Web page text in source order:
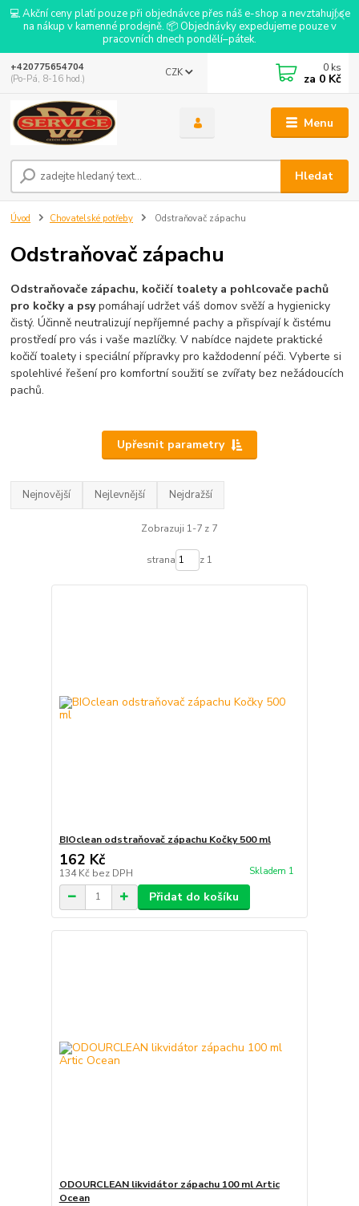
💻 Akční ceny platí pouze při objednávce přes náš e-shop a nevztahují se
na nákup v kamenné prodejně. 📦 Objednávky expedujeme pouze v
pracovních dnech pondělí–pátek.
Menu
CZK
Hledat
+420775654704
(Po-Pá, 8-16 hod.)
0 ks
za 0 Kč
Úvod Chovatelské potřeby Odstraňovač zápachu
Odstraňovač zápachu
Odstraňovače zápachu, kočičí toalety a pohlcovače pachů
pro kočky a psypomáhají udržet váš domov svěží a hygienicky
čistý. Účinně neutralizují nepříjemné pachy a přispívají k čistému
prostředí pro vás i vaše mazlíčky. V nabídce najdete praktické
kočičí toalety i speciální přípravky pro každodenní péči. Vyberte si
spolehlivé řešení pro komfortní soužití se zvířaty bez nežádoucích
pachů.
Upřesnit parametry
Nejnovější Nejlevnější Nejdražší
Zobrazuji 1-7 z 7
strana z 1
BIOclean odstraňovač zápachu Kočky 500 ml
162 Kč
134 Kč bez DPH Skladem 1
Přidat do košíku
ODOURCLEAN likvidátor zápachu 100 ml Artic
Ocean